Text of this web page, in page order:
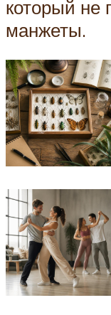
который не
манжеты.